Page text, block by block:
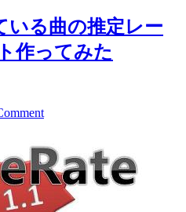
いる曲の推定レー
作ってみた